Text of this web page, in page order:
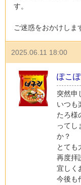
す。
ご迷惑をおかけしま
2025.06.11 18:00
ぽこ
突然申
いつも
たろ様
ってし
か？
とても
再度拝
宜しく
今後も